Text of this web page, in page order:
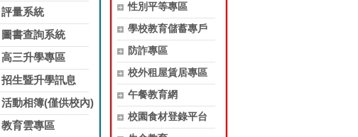
評量系統
圖書查詢系統
高三升學專區
招生暨升學訊息
活動相簿(僅供校內)
教育雲專區
性別平等專區
學校教育儲蓄專戶
防詐專區
校外租屋賃居專區
午餐教育網
校園食材登錄平台